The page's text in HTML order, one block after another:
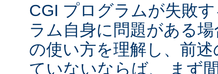
CGI プログラムが失敗
ラム自身に問題がある
の使い方を理解し、前
ていないならば、 まず